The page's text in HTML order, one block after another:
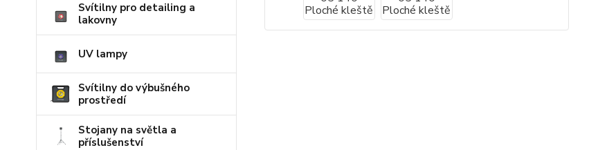
Svítilny pro detailing a
lakovny
UV lampy
Svítilny do výbušného
prostředí
Stojany na světla a
příslušenství